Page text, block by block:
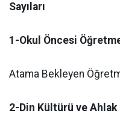
Sayıları
1-Okul Öncesi
Atama Bekleyen
2-Din Kültürü ve